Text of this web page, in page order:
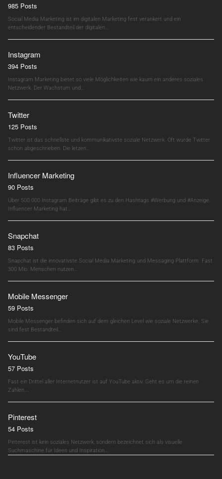
985 Posts
Social Media Marketing ist im digitalen Marketing fest verankert und ein
entscheidender Bestandteil der digitalen…
Instagram
394 Posts
Instagram Marketing bietet so viele Möglichkeiten wie kaum ein anderes soziales
Netzwerk. Der Wachstum und…
Twitter
125 Posts
Twitter ist das schnellste und kommunikativste soziale Netzwerk. Oft wurde Twitter
schon abgeschrieben. Die letzen…
Influencer Marketing
90 Posts
Über 500.000 Instagram Beiträge gibt es zu den Hashtags #Werbung und #Anzeige.
Influencer Marketing hat…
Snapchat
83 Posts
Snapchat ist die innovativste Social Media Marketing und Messaging Plattform. Fast
300 Mio. Menschen nutzen…
Mobile Messenger
59 Posts
Mobile Messenger befinden sich auf dem gleichen Level wie soziale Netzwerke. Sie
sind fest Bestandteil…
YouTube
57 Posts
Fast ein Drittel aller Internetnutzer ist auf YouTube aktiv. Geht es um die reinen
Zahlen,…
Pinterest
54 Posts
Pinterest ist kein soziales Netzwerk, sondern bezeichnet sich als visuelle
Suchmaschine für Ideen und Inspiration.…